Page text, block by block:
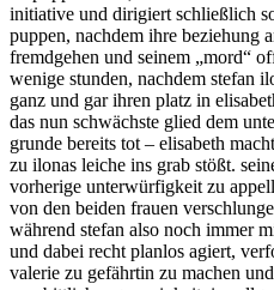
initiative und dirigiert schließlich
puppen, nachdem ihre beziehung
fremdgehen und seinem „mord“
wenige stunden, nachdem stefan
ganz und gar ihren platz in
das nun schwächste glied dem
grunde bereits tot – elisabeth
zu ilonas leiche ins grab stößt.
vorherige unterwürfigkeit zu
von den beiden frauen
während stefan also noch immer
und dabei recht planlos agiert,
valerie zu gefährtin zu machen